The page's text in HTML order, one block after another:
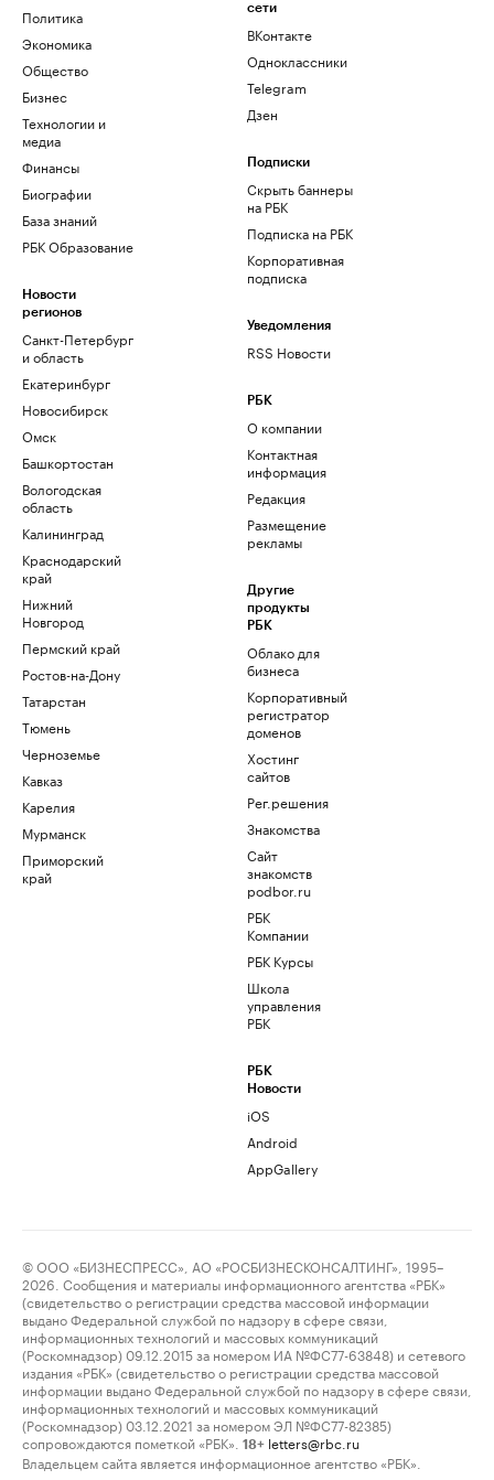
Политика
Экономика
Общество
Бизнес
Технологии и
медиа
Финансы
Биографии
База знаний
РБК Образование
Новости
регионов
Санкт-Петербург
и область
Екатеринбург
Новосибирск
Омск
Башкортостан
Вологодская
область
Калининград
Краснодарский
край
Нижний
Новгород
Пермский край
Ростов-на-Дону
Татарстан
Тюмень
Черноземье
Кавказ
Карелия
Мурманск
Приморский
край
сети
ВКонтакте
Одноклассники
Telegram
Дзен
Подписки
Скрыть баннеры
на РБК
Подписка на РБК
Корпоративная
подписка
Уведомления
RSS Новости
РБК
О компании
Контактная
информация
Редакция
Размещение
рекламы
Другие
продукты
РБК
Облако для
бизнеса
Корпоративный
регистратор
доменов
Хостинг
сайтов
Рег.решения
Знакомства
Сайт
знакомств
podbor.ru
РБК
Компании
РБК Курсы
Школа
управления
РБК
РБК
Новости
iOS
Android
AppGallery
© ООО «БИЗНЕСПРЕСС», АО «РОСБИЗНЕСКОНСАЛТИНГ», 1995–
2026. Сообщения и материалы информационного агентства «РБК»
(свидетельство о регистрации средства массовой информации
выдано Федеральной службой по надзору в сфере связи,
информационных технологий и массовых коммуникаций
(Роскомнадзор) 09.12.2015 за номером ИА №ФС77-63848) и сетевого
издания «РБК» (свидетельство о регистрации средства массовой
информации выдано Федеральной службой по надзору в сфере связи,
информационных технологий и массовых коммуникаций
(Роскомнадзор) 03.12.2021 за номером ЭЛ №ФС77-82385)
сопровождаются пометкой «РБК».
18+ letters@rbc.ru
Владельцем сайта является информационное агентство «РБК».